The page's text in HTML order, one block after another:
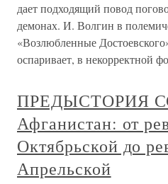
дает подходящий повод
демонах. И. Волгин в
«Возлюбленные
оспаривает, в некорректной
ПРЕДЫСТОРИЯ
Афганистан: от
Октябрьской до
Апрельской